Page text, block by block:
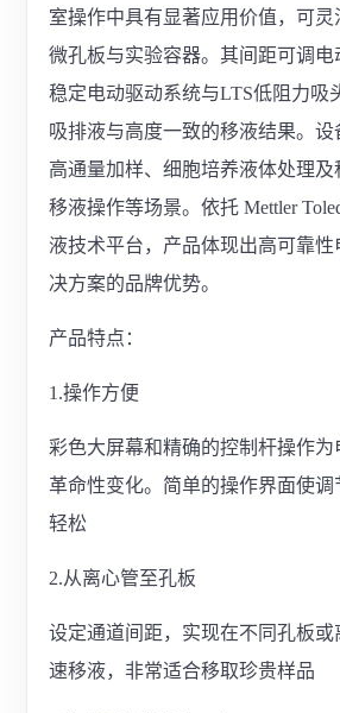
室操作中具有显著应用价值，可灵
微孔板与实验容器。其间距可调电
稳定电动驱动系统与LTS低阻力吸
吸排液与高度一致的移液结果。设
高通量加样、细胞培养液体处理及
移液操作等场景。依托 Mettler
液技术平台，产品体现出高可靠
决方案的品牌优势。
产品特点：
1.操作方便
彩色大屏幕和精确的控制杆操作为
革命性变化。简单的操作界面使
轻松
2.从离心管至孔板
设定通道间距，实现在不同孔板
速移液，非常适合移取珍贵样品